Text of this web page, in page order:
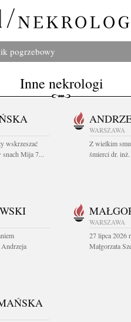
pogrzebowy
Inne nekrologi
wskrzeszać
snach Mija 7...
WARSZAWA
Z wielkim
śmierci dr.
WARSZAWA
27 lipca 2026
Małgorzata